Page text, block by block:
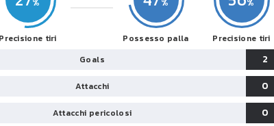
Precisione tiri Possesso palla Precisione tiri
Goals
2
Attacchi
0
Attacchi pericolosi
0